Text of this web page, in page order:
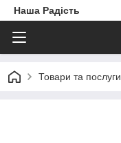
Наша Радість
Товари та послуги